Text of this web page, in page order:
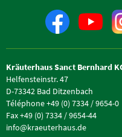
Kräuterhaus Sanct Bernhard
Helfensteinstr. 47
D-73342 Bad Ditzenbach
Téléphone +49 (0) 7334 / 9654-0
Fax +49 (0) 7334 / 9654-44
info@kraeuterhaus.de